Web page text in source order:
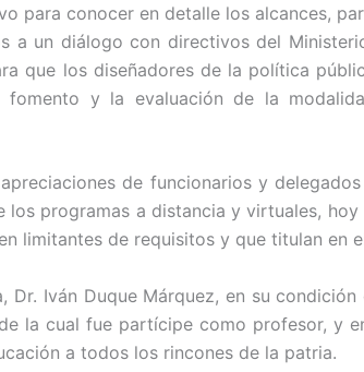
para conocer en detalle los alcances,
a un diálogo con directivos del
que los diseñadores de la política
y la evaluación de la
de funcionarios y
programas a distancia y virtuales,
limitantes de requisitos y que titulan en
Iván Duque Márquez, en su
la cual fue partícipe como profesor, y
a todos los rincones de la patria.